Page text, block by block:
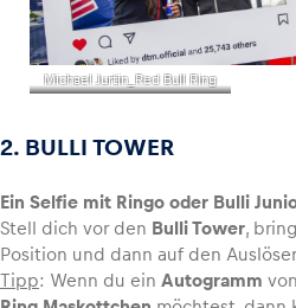
Michael Jurtin_Red Bull Ring
2. BULLI TOWER
Ein Selfie mit Ringo oder Bulli
Stell dich vor den Bulli Tower,
Position und dann auf den
Tipp: Wenn du ein Autogramm